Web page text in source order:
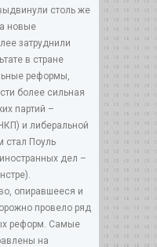
столь же
новые
затруднили
в стране
реформы,
более сильная
партий –
и либеральной
стал Поуль
дел –
опиравшееся и
провело ряд
реформ. Самые
на